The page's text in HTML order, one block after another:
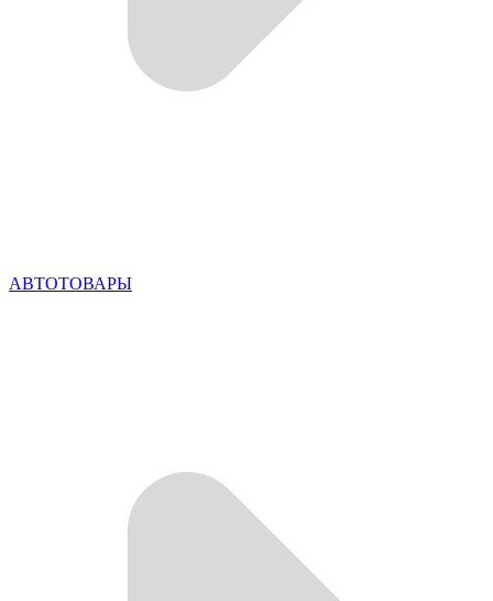
АВТОТОВАРЫ